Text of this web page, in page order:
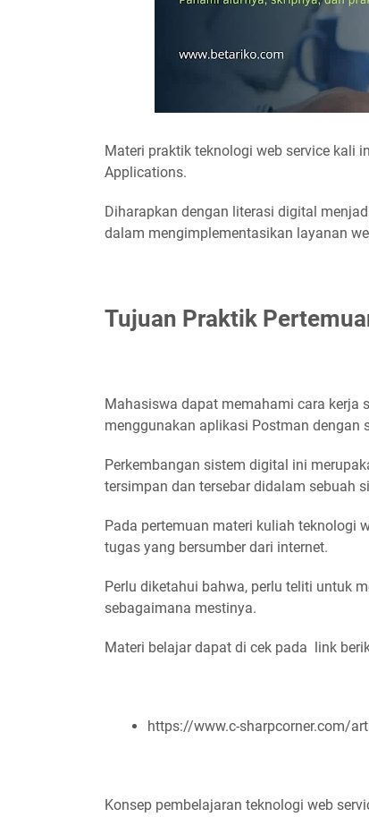
Materi praktik teknologi web service kali
Applications.
Diharapkan dengan literasi digital
dalam mengimplementasikan layanan
Tujuan Praktik
Mahasiswa dapat memahami cara kerja
menggunakan aplikasi Postman dengan
Perkembangan sistem digital ini
tersimpan dan tersebar didalam sebuah
Pada pertemuan materi kuliah teknologi
tugas yang bersumber dari internet.
Perlu diketahui bahwa, perlu teliti untuk
sebagaimana mestinya.
Materi belajar dapat di cek pada link
https://www.c-sharpcorner.com/
Konsep pembelajaran teknologi web